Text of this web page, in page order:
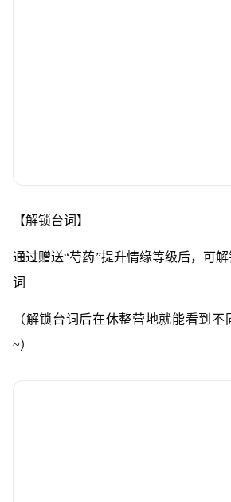
【解锁台词】
通过赠送“芍药”提升情缘等级后，可
词
（解锁台词后在休整营地就能看到
~）